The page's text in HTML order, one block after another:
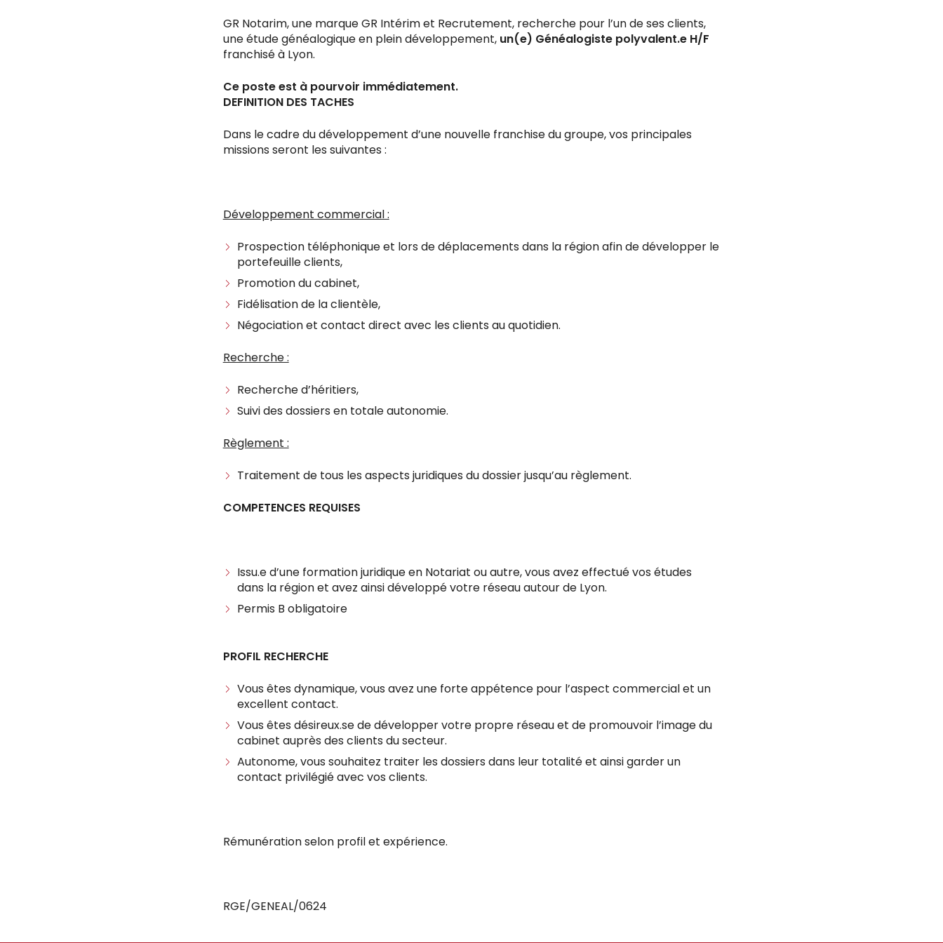
GR Notarim, une marque GR Intérim et Recrutement, recherche pour l’un de ses clients,
une étude généalogique en plein développement, un(e) Généalogiste polyvalent.e H/F
franchisé à Lyon.
Ce poste est à pourvoir immédiatement.
DEFINITION DES TACHES
Dans le cadre du développement d’une nouvelle franchise du groupe, vos principales
missions seront les suivantes :
Développement commercial :
Prospection téléphonique et lors de déplacements dans la région afin de développer le
portefeuille clients,
Promotion du cabinet,
Fidélisation de la clientèle,
Négociation et contact direct avec les clients au quotidien.
Recherche :
Recherche d’héritiers,
Suivi des dossiers en totale autonomie.
Règlement :
Traitement de tous les aspects juridiques du dossier jusqu’au règlement.
COMPETENCES REQUISES
Issu.e d’une formation juridique en Notariat ou autre, vous avez effectué vos études
dans la région et avez ainsi développé votre réseau autour de Lyon.
Permis B obligatoire
PROFIL RECHERCHE
Vous êtes dynamique, vous avez une forte appétence pour l’aspect commercial et un
excellent contact.
Vous êtes désireux.se de développer votre propre réseau et de promouvoir l’image du
cabinet auprès des clients du secteur.
Autonome, vous souhaitez traiter les dossiers dans leur totalité et ainsi garder un
contact privilégié avec vos clients.
Rémunération selon profil et expérience.
RGE/GENEAL/0624